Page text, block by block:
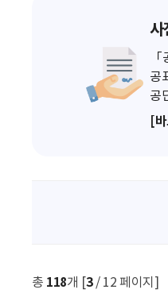
사
공
공
[
총 118개 [3/ 12 페이지]